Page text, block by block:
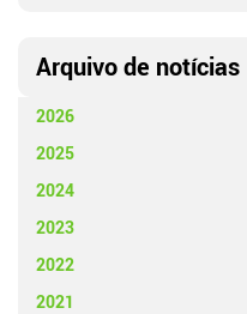
Arquivo de notícias
2026
2025
2024
2023
2022
2021